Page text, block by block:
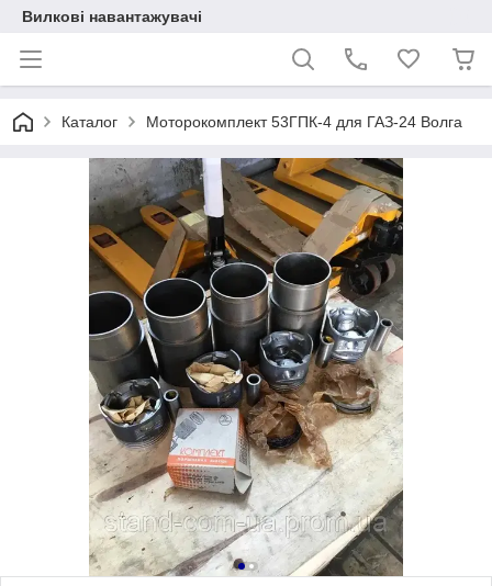
Вилкові навантажувачі
Каталог Моторокомплект 53ГПК-4 для ГАЗ-24 Волга